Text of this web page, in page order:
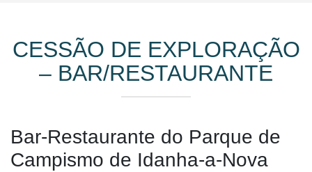
CESSÃO DE EXPLORAÇÃO
– BAR/RESTAURANTE
Bar-Restaurante do Parque de
Campismo de Idanha-a-Nova